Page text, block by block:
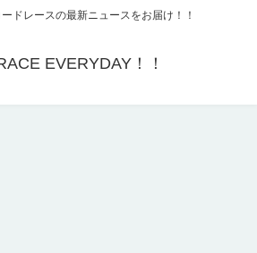
ドレースの最新ニュースをお届け！！
EVERYDAY！！